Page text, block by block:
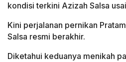
kondisi terkini Azizah Salsa
Kini perjalanan pernikan
Salsa resmi berakhir.
Diketahui keduanya menikah